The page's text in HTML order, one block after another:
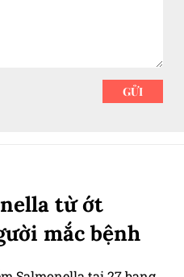
từ ớt
mắc bệnh